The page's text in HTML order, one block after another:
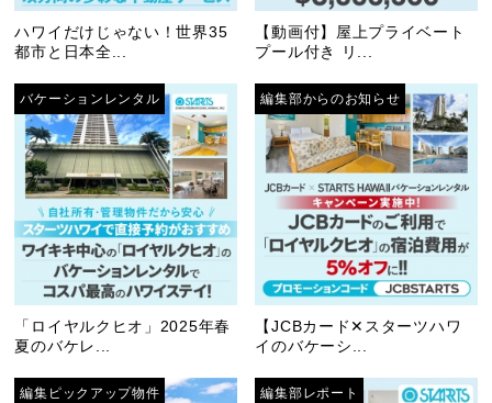
ハワイだけじゃない！世界35
都市と日本全...
【動画付】屋上プライベート
プール付き リ...
バケーションレンタル
「ロイヤルクヒオ」2025年春
夏のバケレ...
編集部からのお知らせ
【JCBカード✕スターツハワ
イのバケーシ...
編集ピックアップ物件 編集部レポート